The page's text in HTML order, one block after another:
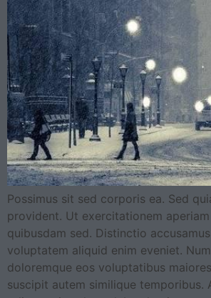
Possimus sit sed corporis ea. Sed
provident. Ut exercitationem
quibusdam sed. Distinctio
voluptatem aliquid enim eveniet.
doloremque eos voluptatibus
suscipit autem similique temporibus.